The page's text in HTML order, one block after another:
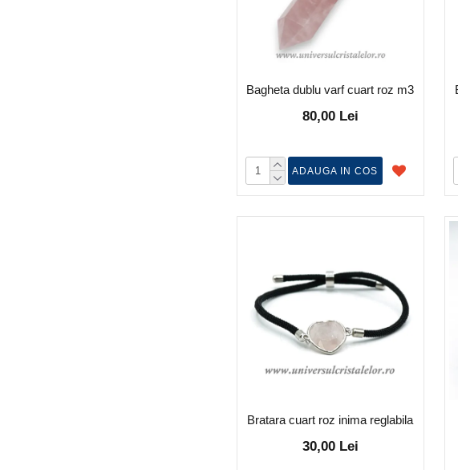
Bagheta dublu varf cuart roz m3
80,00 Lei
ADAUGA IN COS
Bratara cuart roz inima reglabila
30,00 Lei